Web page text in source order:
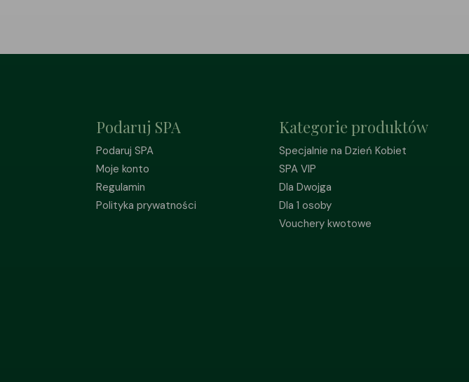
Podaruj SPA
Podaruj SPA
Moje konto
Regulamin
Polityka prywatności
Kategorie produktów
Specjalnie na Dzień Kobiet
SPA VIP
Dla Dwojga
Dla 1 osoby
Vouchery kwotowe